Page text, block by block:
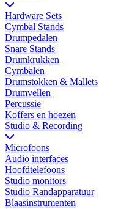
Hardware Sets
Cymbal Stands
Drumpedalen
Snare Stands
Drumkrukken
Cymbalen
Drumstokken & Mallets
Drumvellen
Percussie
Koffers en hoezen
Studio & Recording
Microfoons
Audio interfaces
Hoofdtelefoons
Studio monitors
Studio Randapparatuur
Blaasinstrumenten